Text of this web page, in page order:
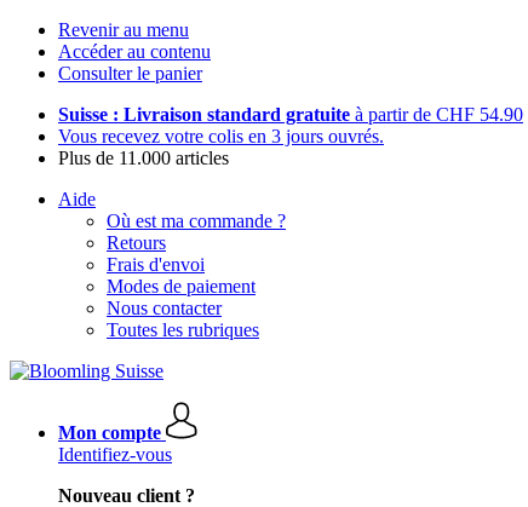
Revenir au menu
Accéder au contenu
Consulter le panier
Suisse : Livraison standard gratuite à partir de CHF 54.90
Vous recevez votre colis en 3 jours ouvrés.
Plus de 11.000 articles
Aide
Où est ma commande ?
Retours
Frais d'envoi
Modes de paiement
Nous contacter
Toutes les rubriques
Mon compte
Identifiez-vous
Nouveau client ?